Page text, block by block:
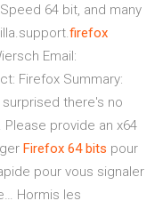
64 bit, and many
firefox
Email:
Firefox Summary:
there's no
provide an x64
Firefox 64 bits pour
pour vous signaler
Hormis les